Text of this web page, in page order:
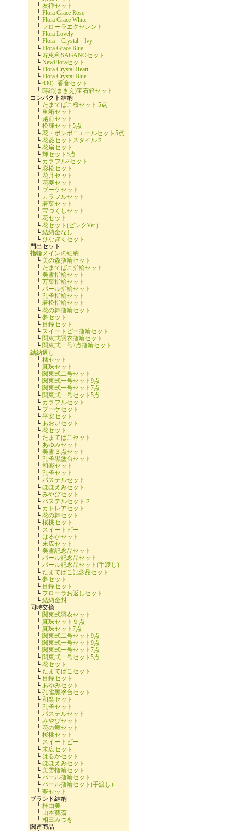
└ 友禅セット
└ Flora Grace Rose
└ Flora Grace White
└ フローラエクセレント
└ Flora Lovely
└ Flora Crystal Ivy
└ Flora Grace Blue
└ 寿恵利SAGANOセット
└ NewFloraセット
└ Flora Crystal Heart
└ Flora Crystal Blue
└ 430）香音セット
└ 蒔絵(まきえ)宝石箱セット
コンパクト結納
└ たまてばこ桜セット 5点
└ 重箱セット
└ 越前セット
└ 松輝セット5点
└ 花・ボンボニエールセット5点
└ 花菱セットスタイル２
└ 花扇セット
└ 輝セット5点
└ カラフル2セット
└ 彩松セット
└ 花月セット
└ 花菱セット
└ ブーケセット
└ カラフルセット
└ 若葉セット
└ 宝づくしセット
└ 花セット
└ 花セット(ピンクVer.)
└ 結納金なし
└ ひなぎくセット
門出セット
指輪メインの結納
└ 美の森指輪セット
└ たまてばこ指輪セット
└ 美雪指輪セット
└ 万葉指輪セット
└ パール指輪セット
└ 孔雀指輪セット
└ 若松指輪セット
└ 花の舞指輪セット
└ 夢セット
└ 目録セット
└ スイートピー指輪セット
└ 関東式羽衣指輪セット
└ 関東式一号7点指輪セット
結納返し
└ 橘セット
└ 真珠セット
└ 関東式二号セット
└ 関東式一号セット9点
└ 関東式一号セット7点
└ 関東式一号セット5点
└ カラフルセット
└ ブーケセット
└ 平安セット
└ あおいセット
└ 花セット
└ たまてばこセット
└ あゆみセット
└ 美雪３点セット
└ 孔雀黒塗台セット
└ 和楽セット
└ 孔雀セット
└ パステルセット
└ ほほえみセット
└ みやびセット
└ パステルセット２
└ カトレアセット
└ 花の舞セット
└ 桜桃セット
└ スイートピー
└ はるかセット
└ 末広セット
└ 美雪記念品セット
└ パール記念品セット
└ パール記念品セット(手渡し)
└ たまてばこ記念品セット
└ 夢セット
└ 目録セット
└ フローラお返しセット
└ 結納金封
同時交換
└ 関東式羽衣セット
└ 真珠セット９点
└ 真珠セット7点
└ 関東式二号セット9点
└ 関東式一号セット9点
└ 関東式一号セット7点
└ 関東式一号セット5点
└ 花セット
└ たまてばこセット
└ 目録セット
└ あゆみセット
└ 孔雀黒塗台セット
└ 和楽セット
└ 孔雀セット
└ パステルセット
└ みやびセット
└ 花の舞セット
└ 桜桃セット
└ スイートピー
└ 末広セット
└ はるかセット
└ ほほえみセット
└ 美雪指輪セット
└ パール指輪セット
└ パール指輪セット(手渡し）
└ 夢セット
ブランド結納
└ 桂由美
└ 山本寛斎
└ 相田みつを
関連商品